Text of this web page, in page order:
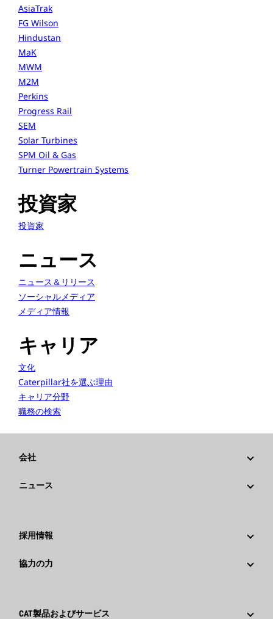
AsiaTrak
FG Wilson
Hindustan
MaK
MWM
M2M
Perkins
Progress Rail
SEM
Solar Turbines
SPM Oil & Gas
Turner Powertrain Systems
投資家
投資家
ニュース
ニュース＆リリース
ソーシャルメディア
メディア情報
キャリア
文化
Caterpillar社を選ぶ理由
キャリア分野
職務の検索
会社
行動規範
イノベーション
ニュース
メディア情報
採用情報
Caterpillar社を選ぶ理由
協力の力
サプライヤ
CAT製品およびサービス